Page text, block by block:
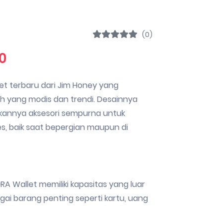
(0)
terbaru dari Jim Honey yang
modis dan trendi. Desainnya
aksesori sempurna untuk
baik saat bepergian maupun di
Wallet memiliki kapasitas yang luar
barang penting seperti kartu, uang